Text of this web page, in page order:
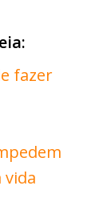
fazer
vida